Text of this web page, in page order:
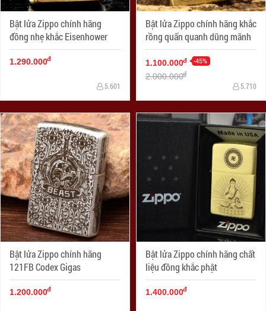
Bật lửa Zippo chính hãng
đồng nhẹ khắc Eisenhower
1.290.000đ
5.601
Bật lửa Zippo chính hãng khắc
rồng quấn quanh dũng mãnh
1.100.000đ -45%
2.000.000đ
5.710
Bật lửa Zippo chính hãng
121FB Codex Gigas
1.200.000đ
Bật lửa Zippo chính hãng chất
liệu đồng khắc phật
1.400.000đ